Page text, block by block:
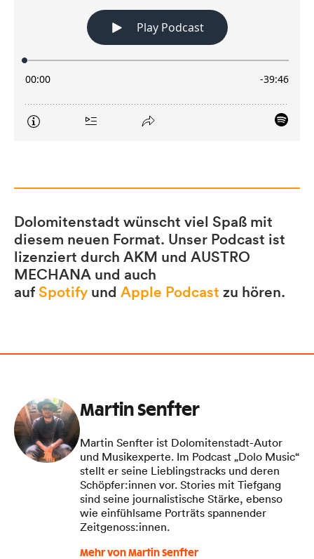
Dolomitenstadt wünscht viel Spaß mit
diesem neuen Format. Unser Podcast ist
lizenziert durch AKM und AUSTRO
MECHANA und auch
auf Spotify und Apple Podcast zu hören.
Martin Senfter
Martin Senfter ist Dolomitenstadt-Autor
und Musikexperte. Im Podcast „Dolo Music“
stellt er seine Lieblingstracks und deren
Schöpfer:innen vor. Stories mit Tiefgang
sind seine journalistische Stärke, ebenso
wie einfühlsame Porträts spannender
Zeitgenoss:innen.
Mehr von Martin Senfter